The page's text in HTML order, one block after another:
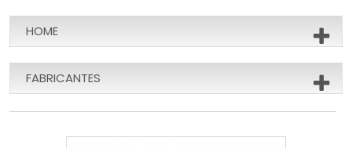
HOME
FABRICANTES